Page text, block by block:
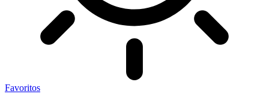
Favoritos